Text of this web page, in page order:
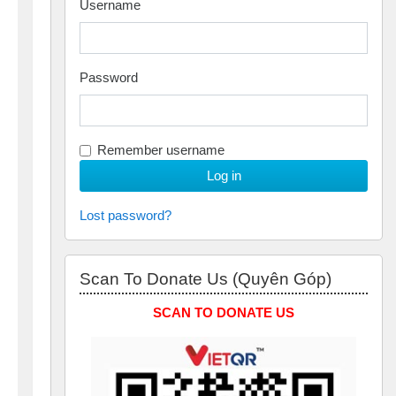
Username
Password
Remember username
Lost password?
Scan To Donate Us (Quyên Góp)
SCAN TO DONATE US